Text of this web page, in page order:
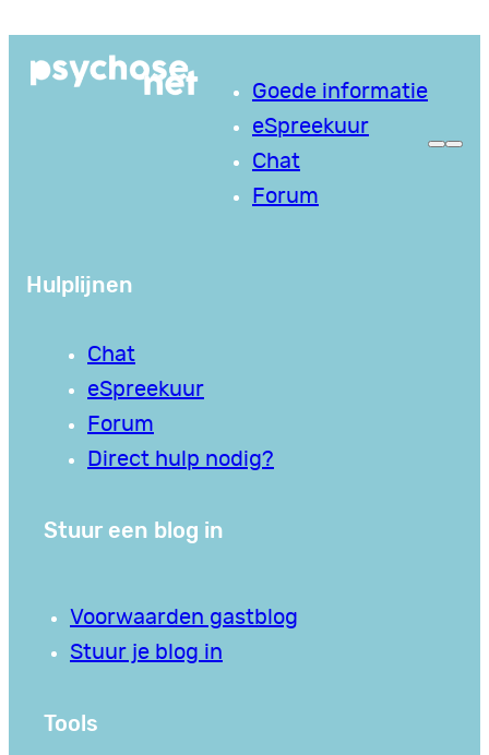
naar
Goede informatie
eSpreekuur
Chat
Forum
Hulplijnen
Chat
eSpreekuur
Forum
Direct hulp nodig?
Stuur een blog in
Voorwaarden gastblog
Stuur je blog in
Tools